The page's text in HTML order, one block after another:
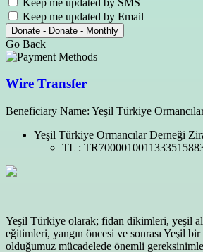
Keep me updated by Email
Donate - Donate - Monthly
Go Back
Wire Transfer
Beneficiary Name: Yeşil Türkiye
Yeşil Türkiye Ormancılar Derneği
TL :
Yeşil Türkiye olarak; fidan dikimleri, yeşil
eğitimleri, yangın öncesi ve sonrası Yeşil
olduğumuz mücadelede önemli